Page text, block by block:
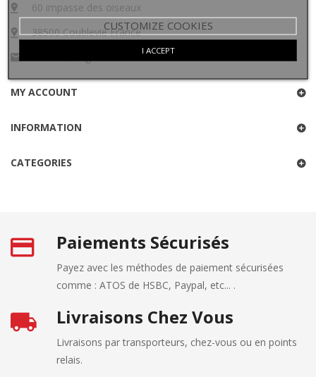
CUSTOMIZE COOKIES
I ACCEPT
60 impasse des oiseaux
38500 Coublevie France
contact@lingua-media.com
MY ACCOUNT
INFORMATION
CATEGORIES
Paiements Sécurisés
Payez avec les méthodes de paiement sécurisées
comme : ATOS de HSBC, Paypal, etc... .
Livraisons Chez Vous
Livraisons par transporteurs, chez-vous ou en points
relais.